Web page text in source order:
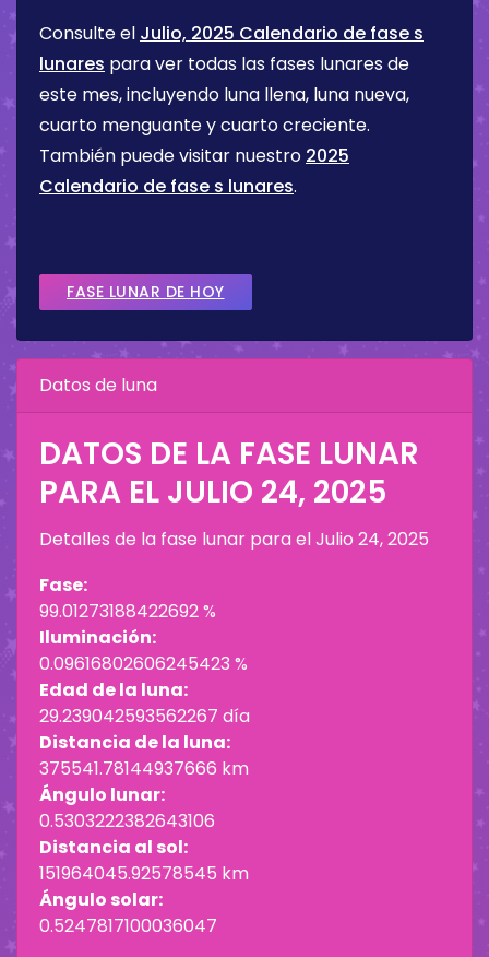
Consulte el Julio, 2025 Calendario de fase s
lunares para ver todas las fases lunares de
este mes, incluyendo luna llena, luna nueva,
cuarto menguante y cuarto creciente.
También puede visitar nuestro 2025
Calendario de fase s lunares.
FASE LUNAR DE HOY
Datos de luna
DATOS DE LA FASE LUNAR
PARA EL JULIO 24, 2025
Detalles de la fase lunar para elJulio 24, 2025
Fase:
99.01273188422692 %
Iluminación:
0.09616802606245423 %
Edad de la luna:
29.239042593562267 día
Distancia de la luna:
375541.78144937666 km
Ángulo lunar:
0.5303222382643106
Distancia al sol:
151964045.92578545 km
Ángulo solar:
0.5247817100036047